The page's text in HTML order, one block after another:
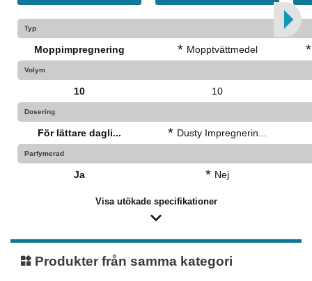
Typ
Moppimpregnering * Mopptvättmedel *
Volym
10 10
Dosering
För lättare dagli... * Dusty Impregnerin...
Parfymerad
Ja * Nej
Visa utökade specifikationer
Produkter från samma kategori